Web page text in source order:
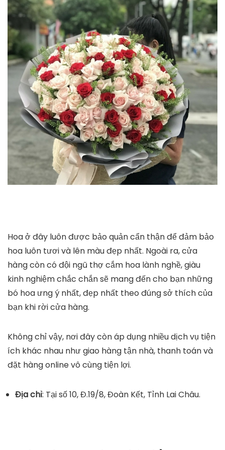
Hoa ở đây luôn được bảo quản cẩn thận để đảm bảo
hoa luôn tươi và lên màu đẹp nhất. Ngoài ra, cửa
hàng còn có đội ngũ thợ cắm hoa lành nghề, giàu
kinh nghiệm chắc chắn sẽ mang đến cho bạn những
bó hoa ưng ý nhất, đẹp nhất theo đúng sở thích của
bạn khi rời cửa hàng.
Không chỉ vậy, nơi đây còn áp dụng nhiều dịch vụ tiện
ích khác nhau như giao hàng tận nhà, thanh toán và
đặt hàng online vô cùng tiện lợi.
Địa chỉ: Tại số 10, Đ.19/8, Đoàn Kết, Tỉnh Lai Châu.